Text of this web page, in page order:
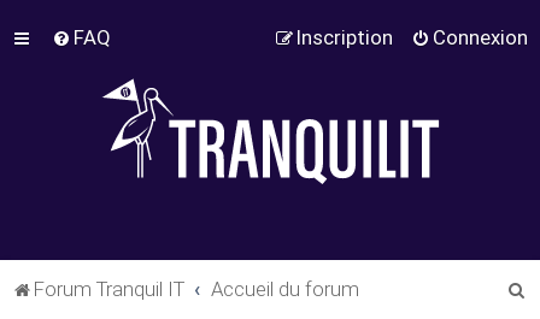
FAQ Connexion
Inscription
Forum Tranquil IT Accueil du forum